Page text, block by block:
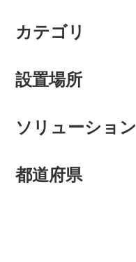
カテゴリ
設置場所
ソリューション
都道府県